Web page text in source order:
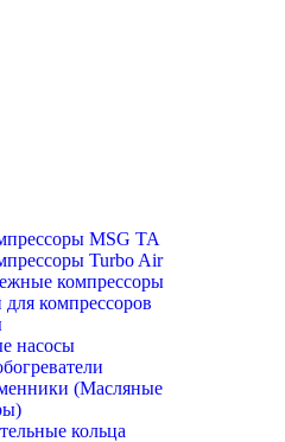
MSG TA
Turbo Air
компрессоры
для компрессоров
насосы
(Масляные
кольца